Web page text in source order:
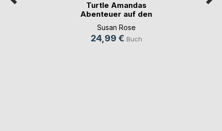
Turtle Amandas
Abenteuer auf den
S(...)
Susan Rose
24,99 € Buch